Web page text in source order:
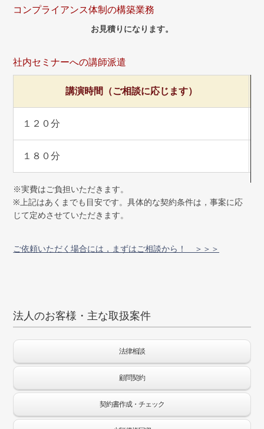
コンプライアンス体制の構築業務
お見積りになります。
社内セミナーへの講師派遣
講演時間（ご相談に応じます）
１２０分
１８０分
※実費はご負担いただきます。
※上記はあくまでも目安です。具体的な契約条件は，事案に応
じて定めさせていただきます。
ご依頼いただく場合には，まずはご相談から！ ＞＞＞
法人のお客様・主な取扱案件
法律相談
顧問契約
契約書作成・チェック